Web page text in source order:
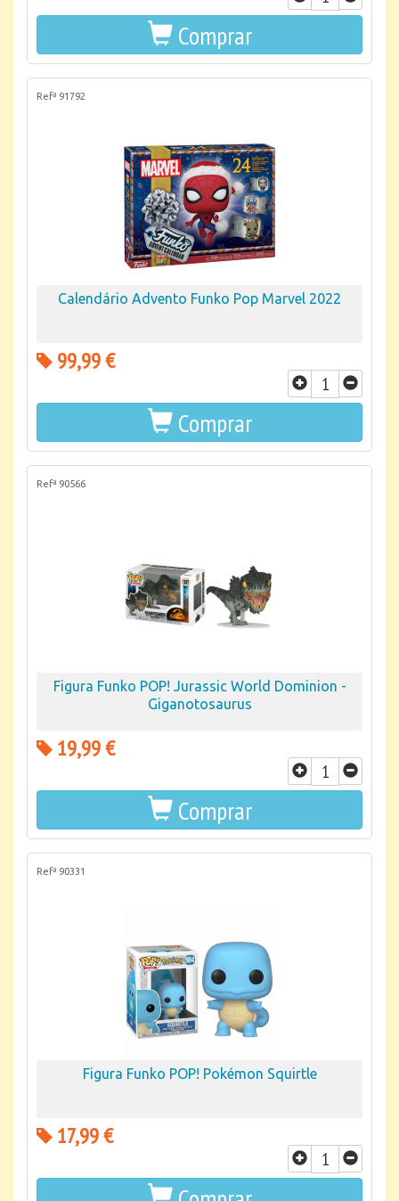
Comprar
Refª 91792
Calendário Advento Funko Pop Marvel 2022
99,99 €
Comprar
Refª 90566
Figura Funko POP! Jurassic World Dominion -
Giganotosaurus
19,99 €
Comprar
Refª 90331
Figura Funko POP! Pokémon Squirtle
17,99 €